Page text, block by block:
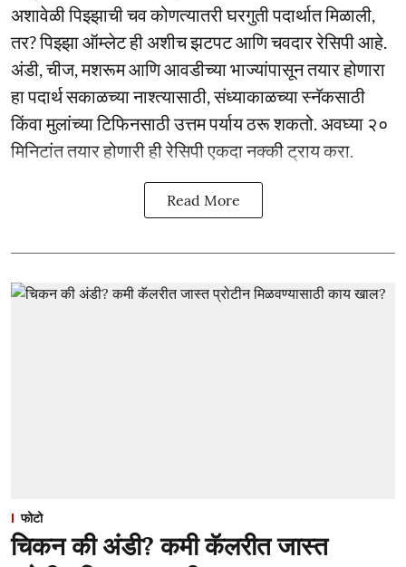
अशावेळी पिझ्झाची चव कोणत्यातरी घरगुती पदार्थात मिळाली,
तर? पिझ्झा ऑम्लेट ही अशीच झटपट आणि चवदार रेसिपी आहे.
अंडी, चीज, मशरूम आणि आवडीच्या भाज्यांपासून तयार होणारा
हा पदार्थ सकाळच्या नाश्त्यासाठी, संध्याकाळच्या स्नॅकसाठी
किंवा मुलांच्या टिफिनसाठी उत्तम पर्याय ठरू शकतो. अवघ्या २०
मिनिटांत तयार होणारी ही रेसिपी एकदा नक्की ट्राय करा.
Read More
फोटो
चिकन की अंडी? कमी कॅलरीत जास्त